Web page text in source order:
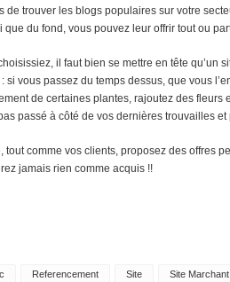
trouver les blogs populaires sur votre
du fond, vous pouvez leur offrir tout ou
il faut bien se mettre en tête qu’un
vous passez du temps dessus, que vous
de certaines plantes, rajoutez des fleurs
passé à côté de vos dernières trouvailles et
comme vos clients, proposez des offres
jamais rien comme acquis !!
Referencement Site Site Marchant